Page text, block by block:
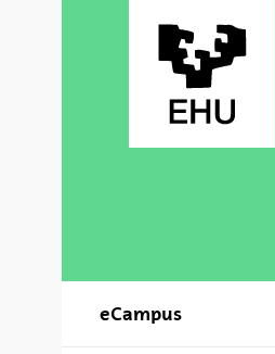
eCampus